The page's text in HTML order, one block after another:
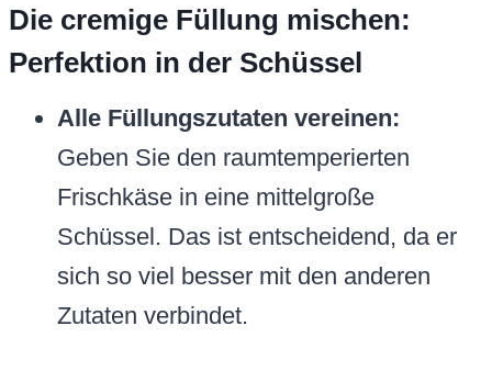
Die cremige Füllung mischen:
Perfektion in der Schüssel
Alle Füllungszutaten vereinen:
Geben Sie den raumtemperierten
Frischkäse in eine mittelgroße
Schüssel. Das ist entscheidend, da er
sich so viel besser mit den anderen
Zutaten verbindet.